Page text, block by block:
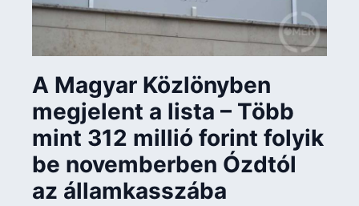
A Magyar Közlönyben
megjelent a lista – Több
mint 312 millió forint folyik
be novemberben Ózdtól
az államkasszába